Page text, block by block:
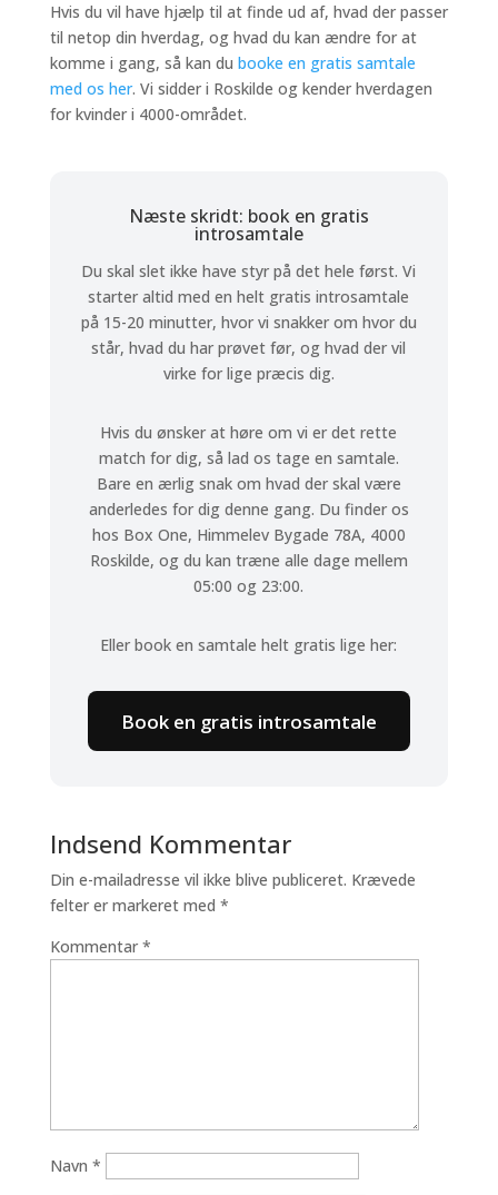
Hvis du vil have hjælp til at finde ud af, hvad der passer
til netop din hverdag, og hvad du kan ændre for at
komme i gang, så kan du booke en gratis samtale
med os her. Vi sidder i Roskilde og kender hverdagen
for kvinder i 4000-området.
Næste skridt: book en gratis
introsamtale
Du skal slet ikke have styr på det hele først. Vi
starter altid med en helt gratis introsamtale
på 15-20 minutter, hvor vi snakker om hvor du
står, hvad du har prøvet før, og hvad der vil
virke for lige præcis dig.
Hvis du ønsker at høre om vi er det rette
match for dig, så lad os tage en samtale.
Bare en ærlig snak om hvad der skal være
anderledes for dig denne gang. Du finder os
hos Box One, Himmelev Bygade 78A, 4000
Roskilde, og du kan træne alle dage mellem
05:00 og 23:00.
Eller book en samtale helt gratis lige her:
Book en gratis introsamtale
Indsend Kommentar
Din e-mailadresse vil ikke blive publiceret. Krævede
felter er markeret med *
Kommentar *
Navn *